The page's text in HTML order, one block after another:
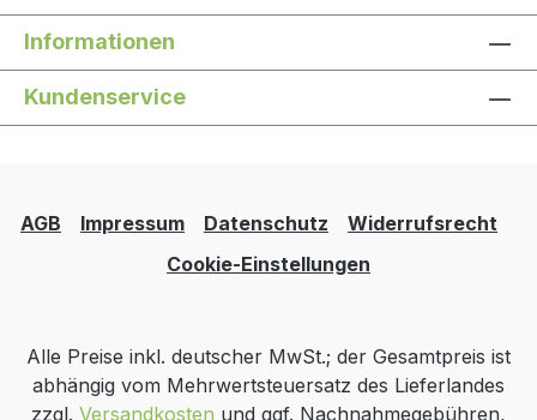
Informationen
Kundenservice
AGB Impressum Datenschutz
Widerrufsrecht
Cookie-Einstellungen
Alle Preise inkl. deutscher MwSt.; der Gesamtpreis ist
abhängig vom Mehrwertsteuersatz des Lieferlandes
zzgl. Versandkosten und ggf. Nachnahmegebühren,